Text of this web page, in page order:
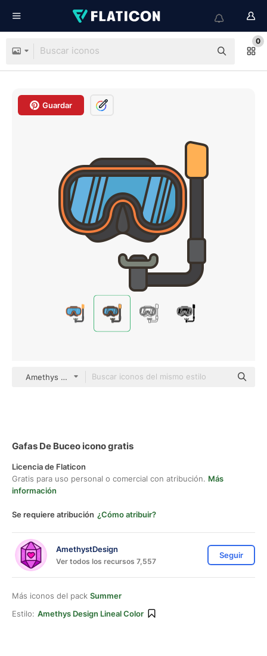
0
Guardar
Amethys Design Lineal Color
Gafas De Buceo icono gratis
Licencia de Flaticon
Gratis para uso personal o comercial con atribución. Más
información
Se requiere atribución ¿Cómo atribuir?
AmethystDesign
Ver todos los recursos 7,557
Seguir
Más iconos del pack Summer
Estilo: Amethys Design Lineal Color